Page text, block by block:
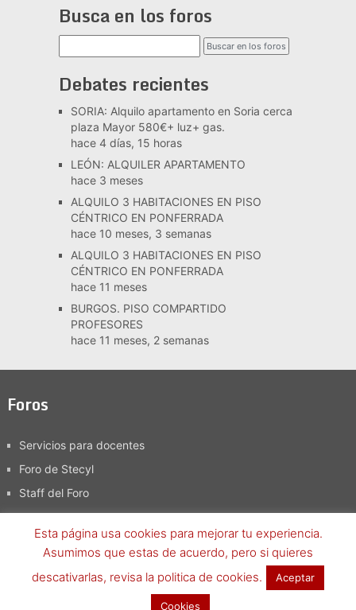
Busca en los foros
Debates recientes
SORIA: Alquilo apartamento en Soria cerca
plaza Mayor 580€+ luz+ gas.
hace 4 días, 15 horas
LEÓN: ALQUILER APARTAMENTO
hace 3 meses
ALQUILO 3 HABITACIONES EN PISO
CÉNTRICO EN PONFERRADA
hace 10 meses, 3 semanas
ALQUILO 3 HABITACIONES EN PISO
CÉNTRICO EN PONFERRADA
hace 11 meses
BURGOS. PISO COMPARTIDO
PROFESORES
hace 11 meses, 2 semanas
Foros
Servicios para docentes
Foro de Stecyl
Staff del Foro
Foro SteCyL-iCopyright © 2026.
-Política de Privacidad, aviso legal y
Esta página usa cookies para mejorar tu experiencia.
Asumimos que estas de acuerdo, pero si quieres
descativarlas, revisa la politica de cookies.
Aceptar
Cookies